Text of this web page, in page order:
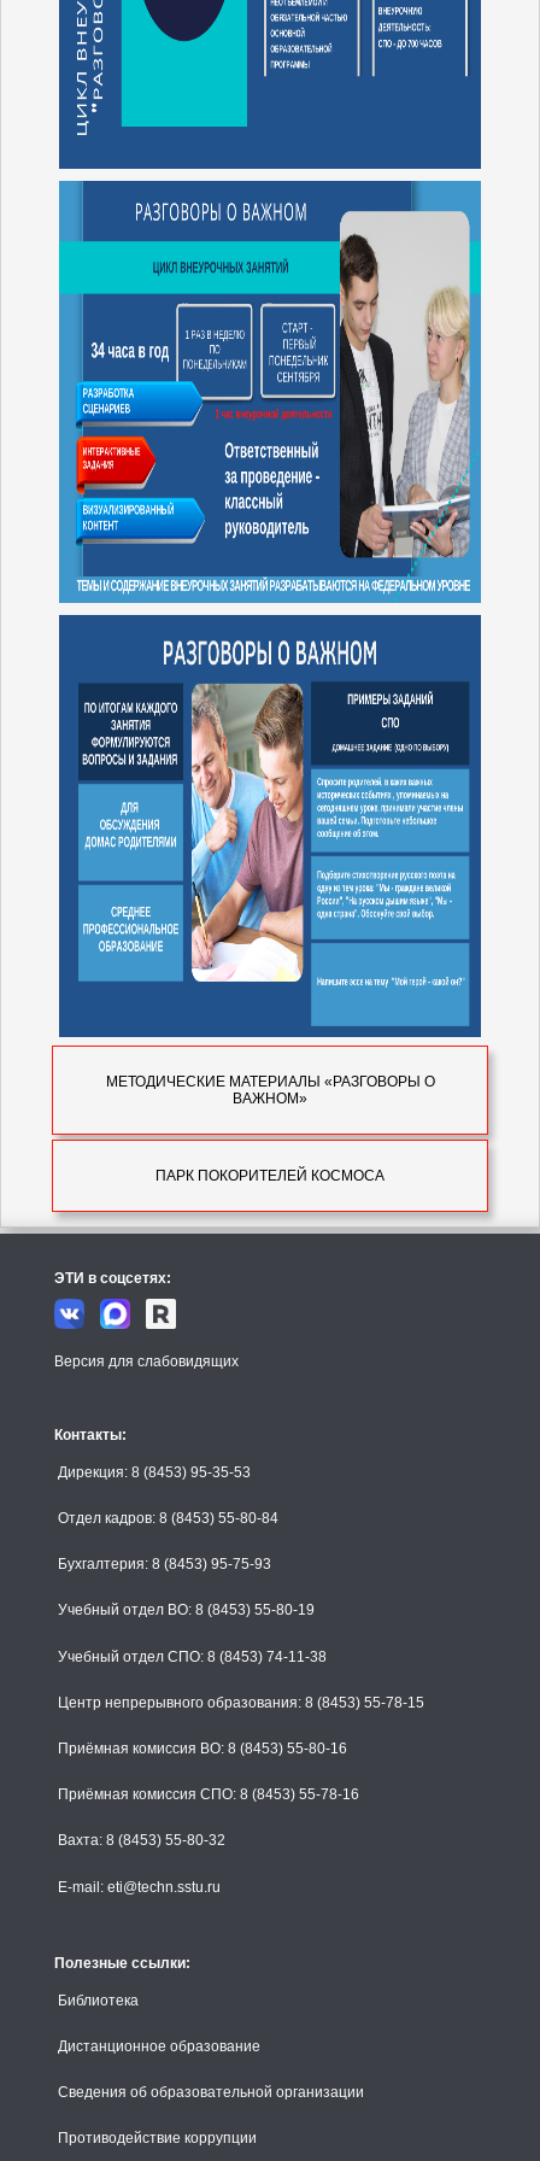
МЕТОДИЧЕСКИЕ МАТЕРИАЛЫ «РАЗГОВОРЫ О
ВАЖНОМ»
Рабочая программа курса внеурочной деятельности
Тематическое планирование на 2025/2026 учебный год
ПАРК ПОКОРИТЕЛЕЙ КОСМОСА
Описание комплексных экскурсий
Пушкинская карта в Парке покорителей космоса
ЭТИ в соцсетях:
Версия для слабовидящих
Контакты:
Дирекция: 8 (8453) 95-35-53
Отдел кадров: 8 (8453) 55-80-84
Бухгалтерия: 8 (8453) 95-75-93
Учебный отдел ВО: 8 (8453) 55-80-19
Учебный отдел СПО: 8 (8453) 74-11-38
Центр непрерывного образования: 8 (8453) 55-78-15
Приёмная комиссия ВО: 8 (8453) 55-80-16
Приёмная комиссия СПО: 8 (8453) 55-78-16
Вахта: 8 (8453) 55-80-32
E-mail: eti@techn.sstu.ru
Полезные ссылки:
Библиотека
Дистанционное образование
Сведения об образовательной организации
Противодействие коррупции